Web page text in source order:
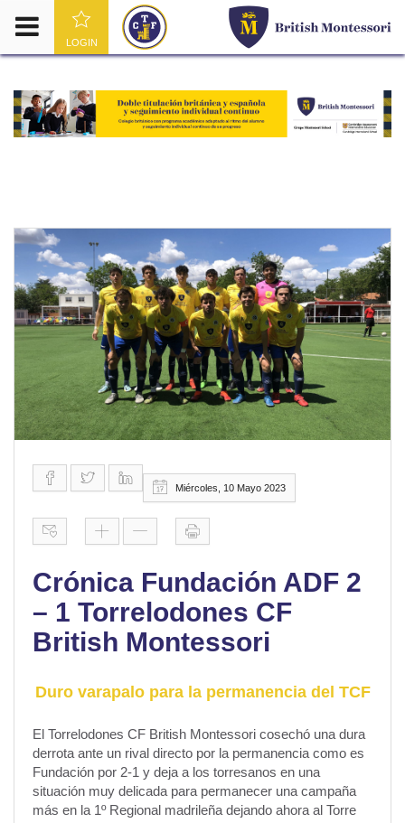
LOGIN
Miércoles, 10 Mayo 2023
Crónica Fundación ADF 2
– 1 Torrelodones CF
British Montessori
Duro varapalo para la permanencia del TCF
El Torrelodones CF British Montessori cosechó una dura
derrota ante un rival directo por la permanencia como es
Fundación por 2-1 y deja a los torresanos en una
situación muy delicada para permanecer una campaña
más en la 1º Regional madrileña dejando ahora al Torre